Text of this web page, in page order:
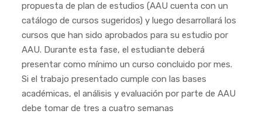
propuesta de plan de estudios (AAU cuenta con un
catálogo de cursos sugeridos) y luego desarrollará los
cursos que han sido aprobados para su estudio por
AAU. Durante esta fase, el estudiante deberá
presentar como mínimo un curso concluido por mes.
Si el trabajo presentado cumple con las bases
académicas, el análisis y evaluación por parte de AAU
debe tomar de tres a cuatro semanas